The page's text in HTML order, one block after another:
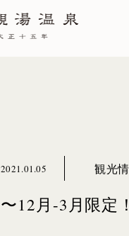
2021.01.05 観光
〜12月-3月限定